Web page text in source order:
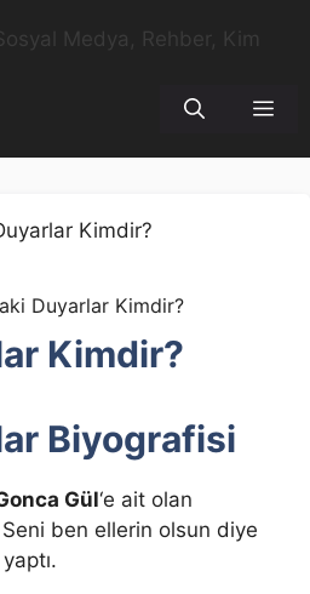
Duyarlar Kimdir?
Kimdir?
Biyografisi
Gül‘e ait olan
ben ellerin olsun diye